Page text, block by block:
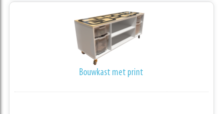
Bouwkast met print